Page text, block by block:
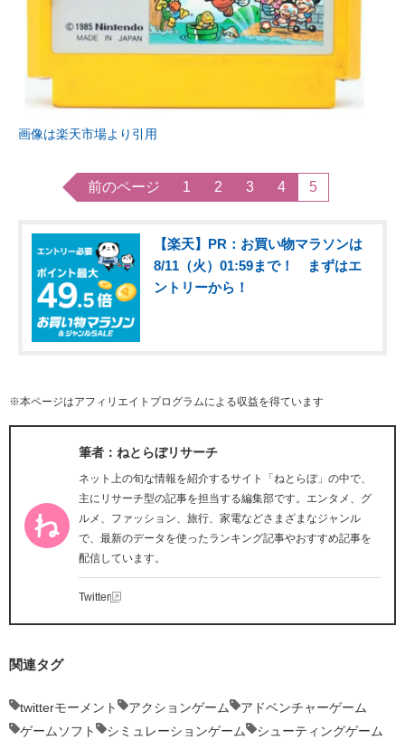
画像は楽天市場より引用
前のページ 1 2 3 4 5
【楽天】PR：お買い物マラソンは
8/11（火）01:59まで！ まずはエ
ントリーから！
※本ページはアフィリエイトプログラムによる収益を得ています
筆者：ねとらぼリサーチ
ネット上の旬な情報を紹介するサイト「ねとらぼ」の中で、
主にリサーチ型の記事を担当する編集部です。エンタメ、グ
ルメ、ファッション、旅行、家電などさまざまなジャンル
で、最新のデータを使ったランキング記事やおすすめ記事を
配信しています。
Twitter
関連タグ
twitterモーメント アクションゲーム
アドベンチャーゲーム
ゲームソフト
シミュレーションゲーム
シューティングゲーム